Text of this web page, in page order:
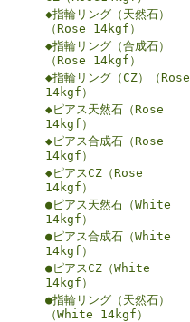
◆指輪リング（天然石）
（Rose 14kgf）
◆指輪リング（合成石）
（Rose 14kgf）
◆指輪リング（CZ）（Rose
14kgf）
◆ピアス天然石（Rose
14kgf）
◆ピアス合成石（Rose
14kgf）
◆ピアスCZ（Rose
14kgf）
●ピアス天然石（White
14kgf）
●ピアス合成石（White
14kgf）
●ピアスCZ（White
14kgf）
●指輪リング（天然石）
（White 14kgf）